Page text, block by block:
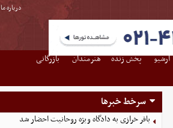
درباره ما
آرشیو پخش زنده هنرمندان
بازرگانی
سرخط خبرها
باقر خرازی به دادگاه ویژه روحانیت احضار شد